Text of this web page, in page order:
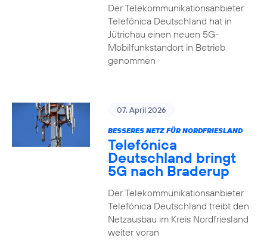
Der Telekommunikationsanbieter
Telefónica Deutschland hat in
Jütrichau einen neuen 5G-
Mobilfunkstandort in Betrieb
genommen
07. April 2026
BESSERES NETZ FÜR NORDFRIESLAND
Telefónica
Deutschland bringt
5G nach Braderup
Der Telekommunikationsanbieter
Telefónica Deutschland treibt den
Netzausbau im Kreis Nordfriesland
weiter voran